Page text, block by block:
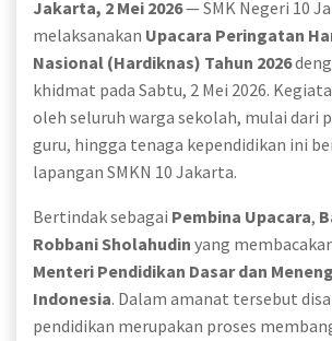
Jakarta, 2 Mei 2026— SMK Negeri 10
melaksanakan Upacara Peringatan
Nasional (Hardiknas) Tahun 2026
khidmat pada Sabtu, 2 Mei 2026.
oleh seluruh warga sekolah, mulai dari
guru, hingga tenaga kependidikan ini
lapangan SMKN 10 Jakarta.
Bertindak sebagai Pembina Upacara,
Robbani Sholahudin yang
Menteri Pendidikan Dasar dan
Indonesia. Dalam amanat tersebut
pendidikan merupakan proses